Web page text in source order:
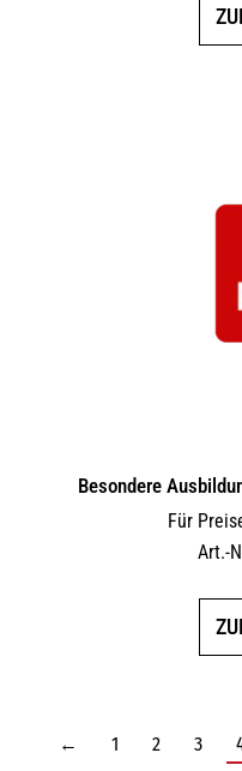
Besondere
Für
Art.-
← 1 2 3